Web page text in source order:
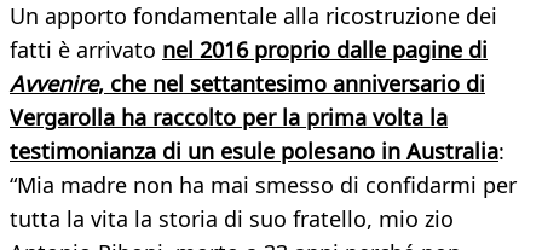
Un apporto fondamentale alla ricostruzione dei
fatti è arrivato nel 2016 proprio dalle pagine di
Avvenire, che nel settantesimo anniversario di
Vergarolla ha raccolto per la prima volta la
testimonianza di un esule polesano in Australia:
“Mia madre non ha mai smesso di confidarmi per
tutta la vita la storia di suo fratello, mio zio